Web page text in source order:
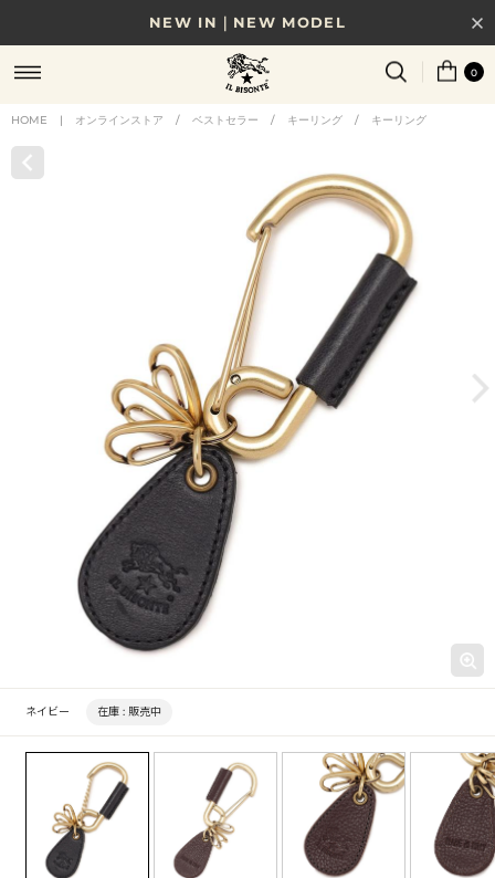
NEW IN｜NEW MODEL
8/17(月)10時まで｜税込11,000円以上で送料無料
贈る相手やシーンから選べる、新しいギフトガイド
0
HOME | オンラインストア / ベストセラー / キーリング / キーリング
ネイビー 在庫 : 販売中